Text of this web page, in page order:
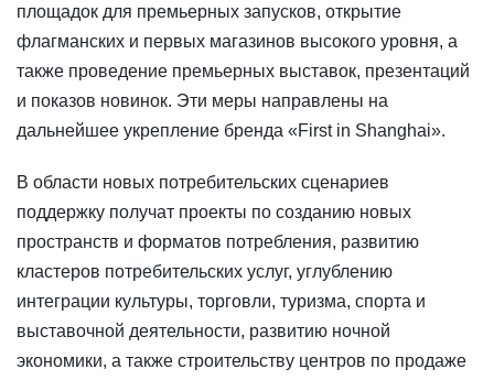
площадок для премьерных запусков, открытие
флагманских и первых магазинов высокого уровня, а
также проведение премьерных выставок, презентаций
и показов новинок. Эти меры направлены на
дальнейшее укрепление бренда «First in Shanghai».
В области новых потребительских сценариев
поддержку получат проекты по созданию новых
пространств и форматов потребления, развитию
кластеров потребительских услуг, углублению
интеграции культуры, торговли, туризма, спорта и
выставочной деятельности, развитию ночной
экономики, а также строительству центров по продаже